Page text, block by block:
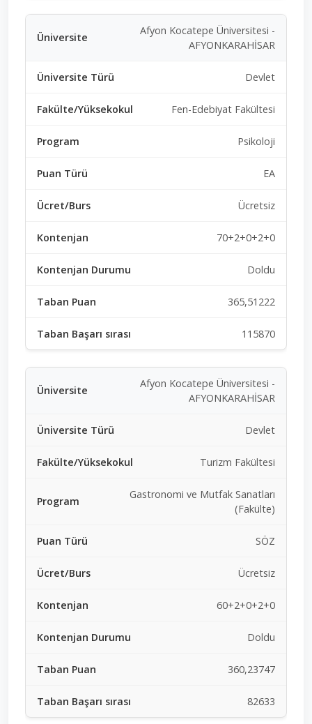
Afyon Kocatepe Üniversitesi -
AFYONKARAHİSAR
Devlet
Fen-Edebiyat Fakültesi
Psikoloji
EA
Ücretsiz
70+2+0+2+0
Doldu
365,51222
115870
Afyon Kocatepe Üniversitesi -
AFYONKARAHİSAR
Devlet
Turizm Fakültesi
Gastronomi ve Mutfak Sanatları
(Fakülte)
SÖZ
Ücretsiz
60+2+0+2+0
Doldu
360,23747
82633